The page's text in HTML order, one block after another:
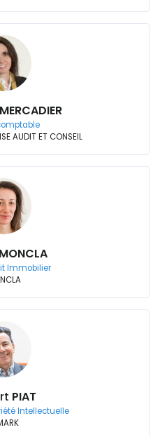
MERCADIER
AUDIT ET CONSEIL
MONCLA
Immobilier
PIAT
Intellectuelle